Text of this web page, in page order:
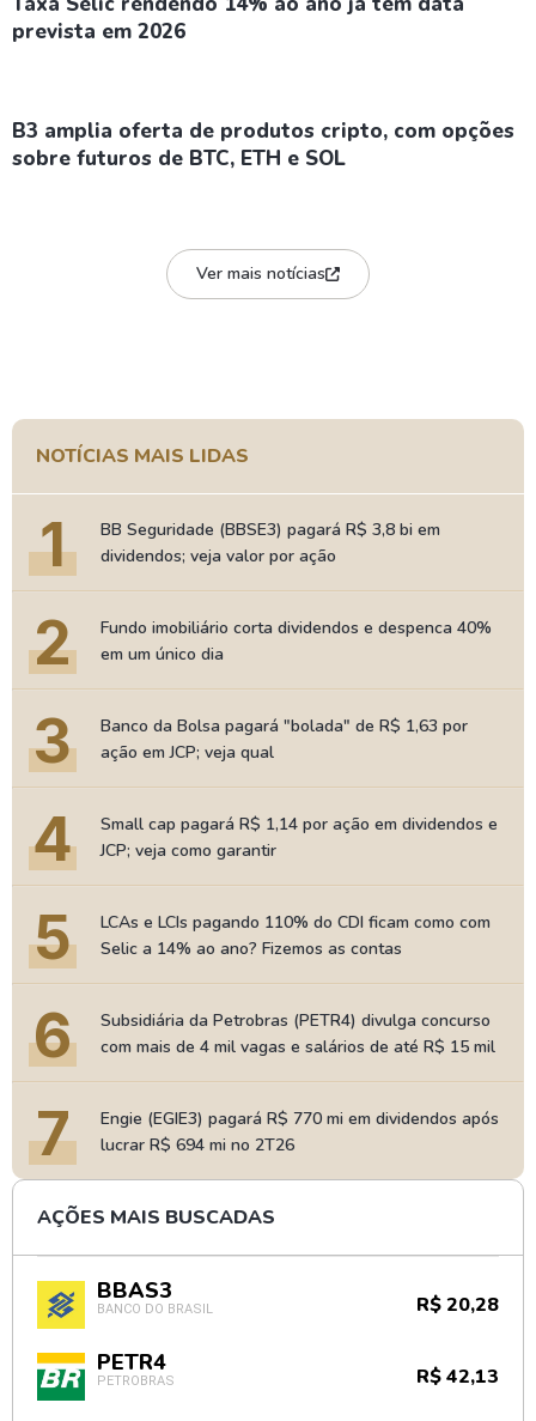
prevista em 2026
B3 amplia oferta de produtos cripto, com opções
sobre futuros de BTC, ETH e SOL
Ver mais notícias
NOTÍCIAS MAIS LIDAS
1
BB Seguridade (BBSE3) pagará R$ 3,8 bi em
dividendos; veja valor por ação
2
Fundo imobiliário corta dividendos e despenca 40%
em um único dia
3
Banco da Bolsa pagará "bolada" de R$ 1,63 por
ação em JCP; veja qual
4
Small cap pagará R$ 1,14 por ação em dividendos e
JCP; veja como garantir
5
LCAs e LCIs pagando 110% do CDI ficam como com
Selic a 14% ao ano? Fizemos as contas
6
Subsidiária da Petrobras (PETR4) divulga concurso
com mais de 4 mil vagas e salários de até R$ 15 mil
7
Engie (EGIE3) pagará R$ 770 mi em dividendos após
lucrar R$ 694 mi no 2T26
AÇÕES MAIS BUSCADAS
BBAS3
BANCO DO BRASIL R$ 20,28
PETR4
PETROBRAS R$ 42,13